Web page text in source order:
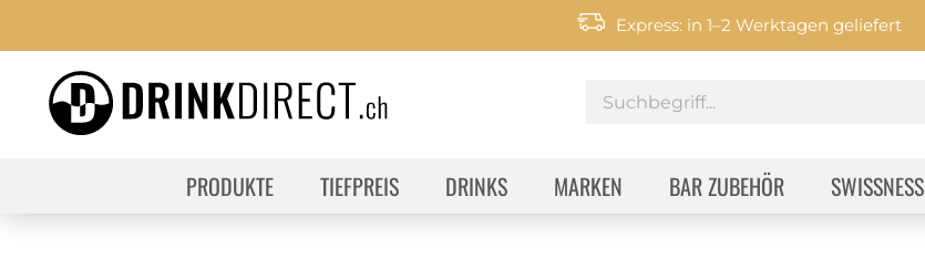
Express: in 1–2 Werktagen geliefert
PRODUKTE TIEFPREIS DRINKS MARKEN BAR ZUBEHÖR SWISSNESS